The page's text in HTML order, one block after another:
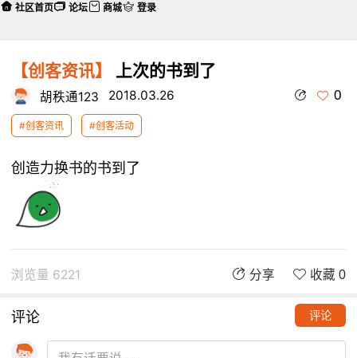
【创客资讯】 上次的书到了
胡秩通123 2018.03.26 0
#创客资讯 #创客活动
创造力换书的书到了
浏览量 6221 分享 收藏 0
评论 评论
社区首页 论坛 商城 登录